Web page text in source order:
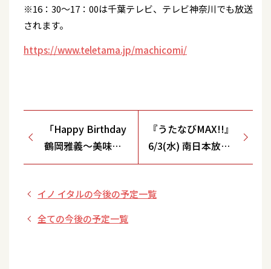
※16：30～17：00は千葉テレビ、テレビ神奈川でも放送
されます。
https://www.teletama.jp/machicomi/
「Happy Birthday
鶴岡雅義～美味し
いお料理と 素敵な
に～」<東京都/調
布クレストンホテ
『うたなびMAX!!』
6/3(水) 南日本放送
(MBC)､東京メトロ
ン(MXTV)､とちぎテ
イノ イタルの今後の予定一覧
全ての今後の予定一覧